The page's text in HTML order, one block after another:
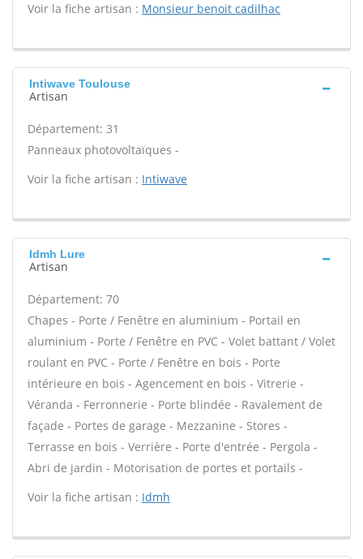
Voir la fiche artisan : Monsieur benoit cadilhac
Intiwave Toulouse
Artisan
Département: 31
Panneaux photovoltaïques -
Voir la fiche artisan : Intiwave
Idmh Lure
Artisan
Département: 70
Chapes - Porte / Fenêtre en aluminium - Portail en
aluminium - Porte / Fenêtre en PVC - Volet battant / Volet
roulant en PVC - Porte / Fenêtre en bois - Porte
intérieure en bois - Agencement en bois - Vitrerie -
Véranda - Ferronnerie - Porte blindée - Ravalement de
façade - Portes de garage - Mezzanine - Stores -
Terrasse en bois - Verrière - Porte d'entrée - Pergola -
Abri de jardin - Motorisation de portes et portails -
Voir la fiche artisan : Idmh